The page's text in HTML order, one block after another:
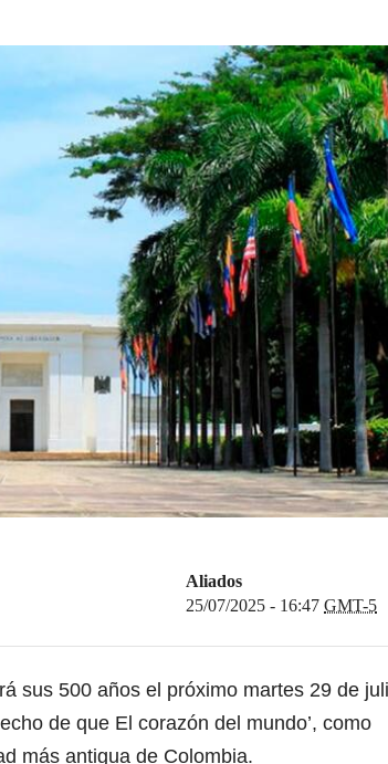
Aliados
25/07/2025 - 16:47 GMT-5
sus 500 años el próximo martes 29 de
de que El corazón del mundo’, como
más antigua de Colombia.